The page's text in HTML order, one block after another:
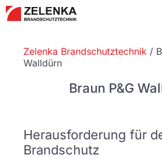
Zum
Inhalt
Zelenka Brandschutztechnik /
Walldürn
Braun P&G
Herausforderung für
Brandschutz